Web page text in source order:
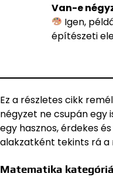
Van-e
Igen,
építészeti
Ez a részletes cikk
négyzet ne csupán egy
egy hasznos, érdekes
alakzatként tekints rá a
Matematika